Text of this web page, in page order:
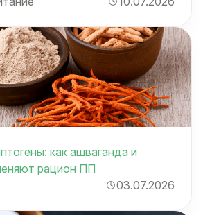
как ашваганда и
рацион ПП
03.07.2026